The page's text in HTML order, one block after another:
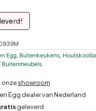
Egg, Buitenkeukens,
Buitenmeubels
onzeshowroom
Egg dealer van Nederland
geleverd